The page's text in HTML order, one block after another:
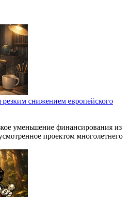
снижением европейского
уменьшение финансирования из
проектом многолетнего